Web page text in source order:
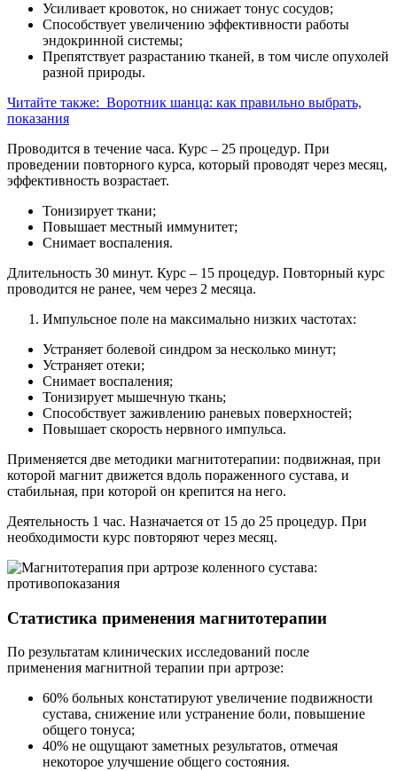
Усиливает кровоток, но снижает тонус сосудов;
Способствует увеличению эффективности работы
эндокринной системы;
Препятствует разрастанию тканей, в том числе опухолей
разной природы.
Читайте также: Воротник шанца: как правильно выбрать,
показания
Проводится в течение часа. Курс – 25 процедур. При
проведении повторного курса, который проводят через месяц,
эффективность возрастает.
Тонизирует ткани;
Повышает местный иммунитет;
Снимает воспаления.
Длительность 30 минут. Курс – 15 процедур. Повторный курс
проводится не ранее, чем через 2 месяца.
Импульсное поле на максимально низких частотах:
Устраняет болевой синдром за несколько минут;
Устраняет отеки;
Снимает воспаления;
Тонизирует мышечную ткань;
Способствует заживлению раневых поверхностей;
Повышает скорость нервного импульса.
Применяется две методики магнитотерапии: подвижная, при
которой магнит движется вдоль пораженного сустава, и
стабильная, при которой он крепится на него.
Деятельность 1 час. Назначается от 15 до 25 процедур. При
необходимости курс повторяют через месяц.
Статистика применения магнитотерапии
По результатам клинических исследований после
применения магнитной терапии при артрозе:
60% больных констатируют увеличение подвижности
сустава, снижение или устранение боли, повышение
общего тонуса;
40% не ощущают заметных результатов, отмечая
некоторое улучшение общего состояния.